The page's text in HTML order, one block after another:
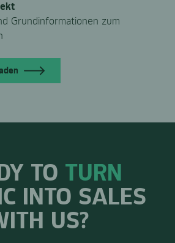
Grundinformationen zum
TO TURN
INTO SALES
US?